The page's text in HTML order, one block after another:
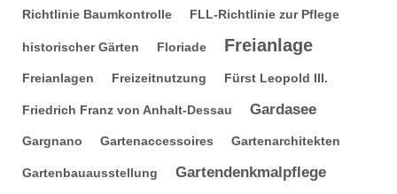
Richtlinie Baumkontrolle FLL-Richtlinie zur Pflege
historischer Gärten Floriade Freianlage
Freianlagen Freizeitnutzung Fürst Leopold III.
Friedrich Franz von Anhalt-Dessau Gardasee
Gargnano Gartenaccessoires Gartenarchitekten
Gartenbauausstellung Gartendenkmalpflege